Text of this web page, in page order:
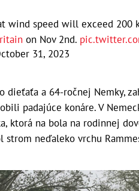
wind speed will exceed 200
on Nov 2nd.
31, 2023
dieťaťa a 64-ročnej Nemky,
padajúce konáre. V
ktorá na bola na rodinnej
strom neďaleko vrchu